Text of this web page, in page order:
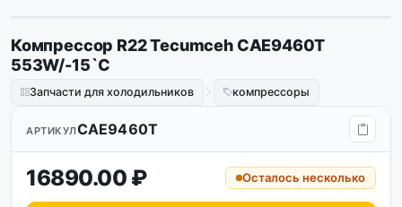
Компрессор R22 Tecumceh CAE9460T
553W/-15`C
Запчасти для холодильников компрессоры
АРТИКУЛCAE9460T
16890.00 ₽ Осталось несколько